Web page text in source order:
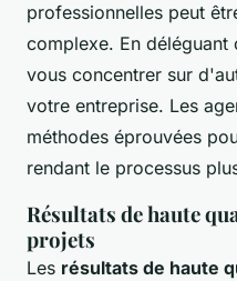
professionnelles peut
complexe. En
vous concentrer sur
votre entreprise. Les
méthodes éprouvées
rendant le processus
Résultats de haute
projets
Les résultats de haute